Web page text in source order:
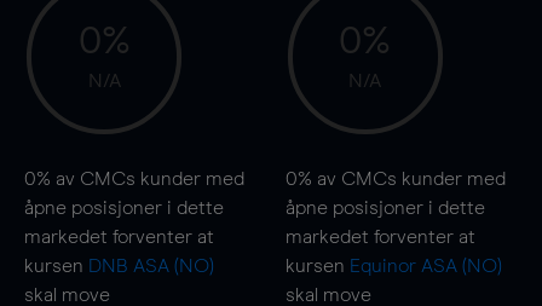
0%
N/A
0% av CMCs kunder med
åpne posisjoner i dette
markedet forventer at
kursen DNB ASA (NO)
skal move
0%
N/A
0% av CMCs kunder med
åpne posisjoner i dette
markedet forventer at
kursen Equinor ASA (NO)
skal move